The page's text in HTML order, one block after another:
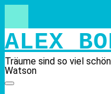
Skip
content
ALEX
Träume sind so viel
Watson